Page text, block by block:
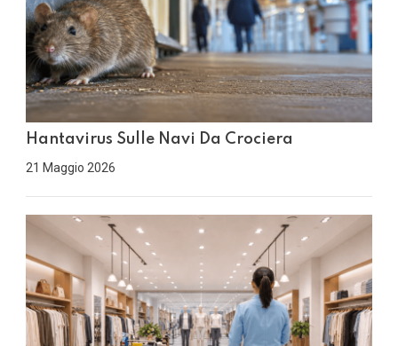
Hantavirus Sulle Navi Da Crociera
21 Maggio 2026